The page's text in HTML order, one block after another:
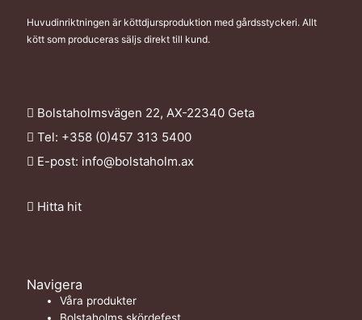
Huvudinriktningen är köttdjursproduktion med gårdsstyckeri. Allt
kött som produceras säljs direkt till kund.
Bolstaholmsvägen 22, AX-22340 Geta
Tel: +358 (0)457 313 5400
E-post: info@bolstaholm.ax
Hitta hit
Navigera
Våra produkter